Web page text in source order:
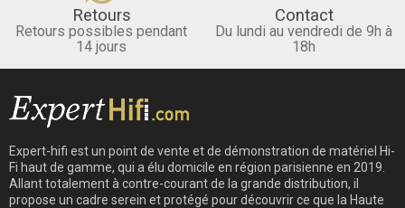
Retours
Retours possibles pendant
14 jours
Contact
Du lundi au vendredi de 9h à
18h
Expert-hifi est un point de vente et de démonstration de matériel Hi-
Fi haut de gamme, qui a élu domicile en région parisienne en 2019.
Allant totalement à contre-courant de la grande distribution, il
propose un cadre serein et protégé pour découvrir ce que la Haute